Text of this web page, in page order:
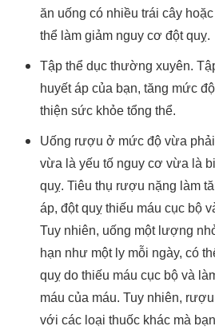
ăn uống có nhiều trái cây
thể làm giảm nguy cơ đột quỵ.
Tập thể dục thường xuyên.
huyết áp của bạn, tăng mức
thiện sức khỏe tổng thể.
Uống rượu ở mức độ vừa
vừa là yếu tố nguy cơ vừa là
quỵ. Tiêu thụ rượu nặng làm
áp, đột quỵ thiếu máu cục bộ
Tuy nhiên, uống một lượng
hạn như một ly mỗi ngày, có
quỵ do thiếu máu cục bộ và
máu của máu. Tuy nhiên,
với các loại thuốc khác mà